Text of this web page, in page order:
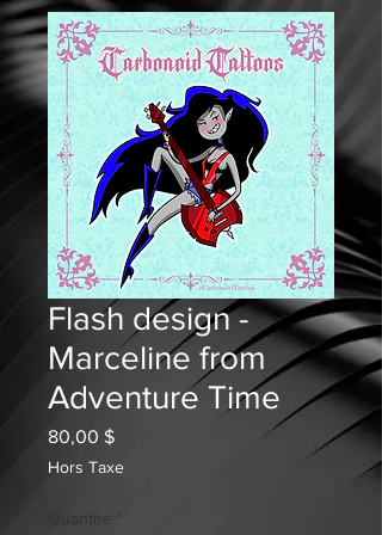
Flash design -
Marceline from
Adventure Time
80,00 $Prix
Hors Taxe
*